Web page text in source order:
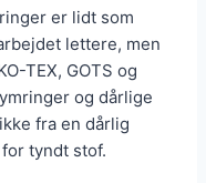
er lidt som
lettere, men
TEX, GOTS og
og dårlige
fra en dårlig
tyndt stof.